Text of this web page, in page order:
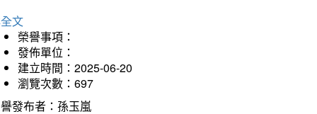
文
榮譽事項：
發佈單位：
建立時間：2025-06-20
瀏覽次數：697
發布者：孫玉嵐